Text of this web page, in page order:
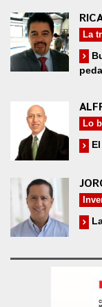
La
Lo